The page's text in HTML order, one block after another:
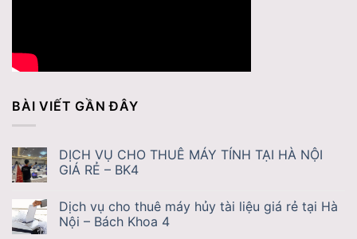
BÀI VIẾT GẦN ĐÂY
DỊCH VỤ CHO THUÊ MÁY TÍNH TẠI HÀ NỘI
GIÁ RẺ – BK4
Dịch vụ cho thuê máy hủy tài liệu giá rẻ tại Hà
Nội – Bách Khoa 4